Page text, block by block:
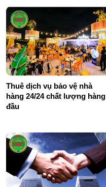
Thuê dịch vụ bảo vệ nhà
hàng 24/24 chất lượng hàng
đầu